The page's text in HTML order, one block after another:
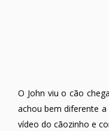
O John viu o cão
achou bem diferente
vídeo do cãozinho e